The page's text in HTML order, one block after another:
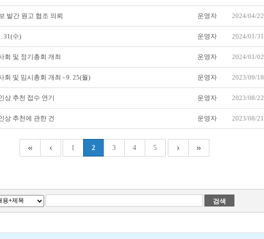
발간 원고 협조 의뢰 운영자 2024/04/22
31(수) 운영자 2024/01/31
회 및 정기총회 개최 운영자 2024/01/02
회 및 임시총회 개최 - 9. 25(월) 운영자 2023/09/18
상 추천 접수 연기 운영자 2023/08/22
상 추천에 관한 건 운영자 2023/08/21
1 2 3 4 5